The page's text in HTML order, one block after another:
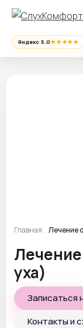
Яндекс 5.0★★★★★
Главная Лечение
уха)
Записаться
Контакты и